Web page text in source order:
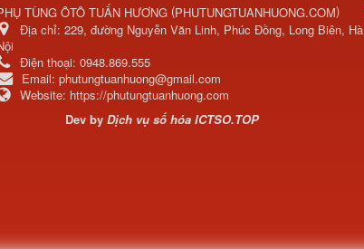
TÙNG ÔTÔ TUẤN HƯƠNG (PHUTUNGTUANHUONG.COM)
Địa chỉ: 229, đường Nguyễn Văn Linh, Phúc Đồng, Long Biên, Hà
Điện thoại: 0948.869.555
Email: phutungtuanhuong@gmail.com
Website: https://phutungtuanhuong.com
Dev by Dịch vụ số hóa ICTSO.TOP